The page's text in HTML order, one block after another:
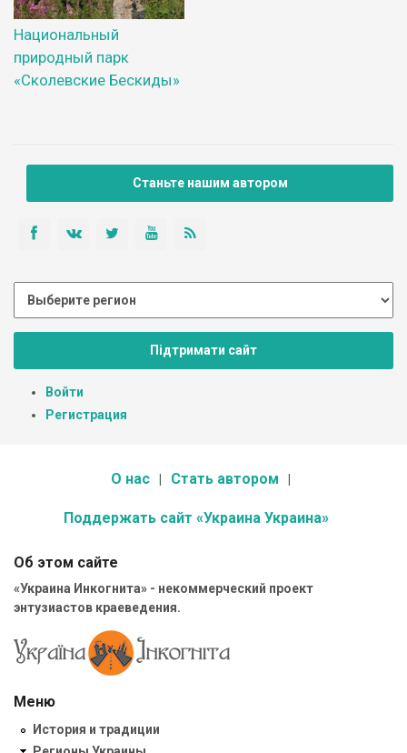
Национальный
природный парк
«Сколевские Бескиды»
Станьте нашим автором
Підтримати сайт
Войти
Регистрация
О нас Стать автором
Поддержать сайт «Украина Украина»
Об этом сайте
«Украина Инкогнита» - некоммерческий проект
энтузиастов краеведения.
Меню
История и традиции